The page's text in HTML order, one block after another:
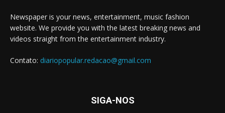
Newspaper is your news, entertainment, music fashion
website. We provide you with the latest breaking news and
videos straight from the entertainment industry.
Contato: diariopopular.redacao@gmail.com
SIGA-NOS